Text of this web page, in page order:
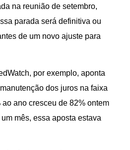
na reunião de setembro,
parada será definitiva ou
de um novo ajuste para
por exemplo, aponta
dos juros na faixa
ano cresceu de 82% ontem
mês, essa aposta estava